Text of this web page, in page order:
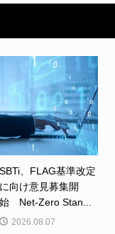
SBTi、FLAG基準改定
に向け意見募集開
始 Net-Zero Stan...
2026.08.07